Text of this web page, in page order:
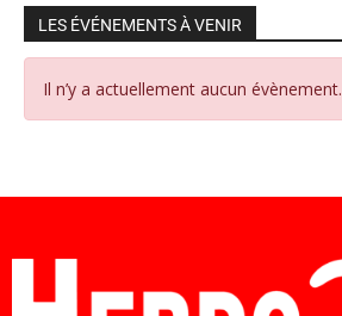
LES ÉVÉNEMENTS À VENIR
Il n’y a actuellement aucun évènement.